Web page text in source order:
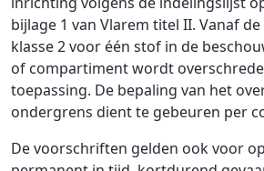
bijlage 1 van Vlarem titel II. Vanaf
klasse 2 voor één stof in de
of compartiment wordt
toepassing. De bepaling van het
ondergrens dient te gebeuren per
De voorschriften gelden ook voor